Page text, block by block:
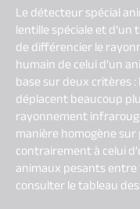
Le détecteur spécial
lentille spéciale et
de différencier le
humain de celui d’un
base sur deux critères
déplacent beaucoup
rayonnement
manière homogène
contrairement à celui
animaux pesants entre
consulter le tableau